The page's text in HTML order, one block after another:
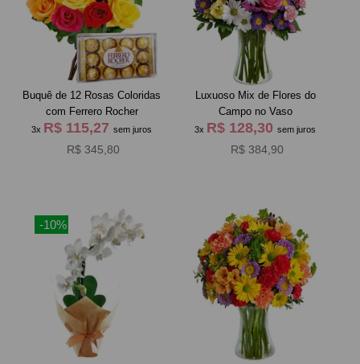
comercial.Leia mais
Buquê de 12 Rosas Coloridas
com Ferrero Rocher
3x R$ 115,27sem juros
R$ 345,80
Luxuoso Mix de Flores do
Campo no Vaso
3x R$ 128,30sem juros
R$ 384,90
-10%